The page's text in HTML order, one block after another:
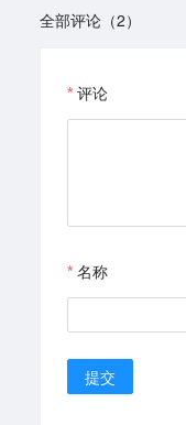
全部评论（2）
评论
名称
提交